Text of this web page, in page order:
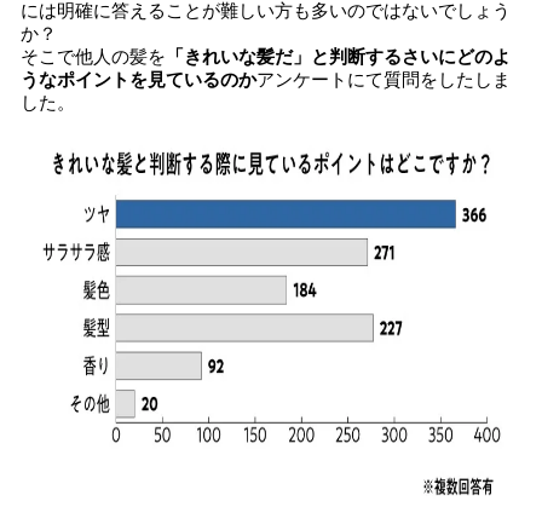
には明確に答えることが難しい方も多いのではないでしょう
か？
そこで他人の髪を 「きれいな髪だ」と判断するさいにどのよ
うなポイントを見ているのかアンケートにて質問をしたしま
した。